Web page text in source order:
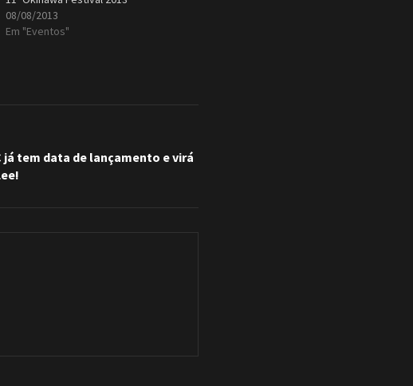
08/08/2013
Em "Eventos"
já tem data de lançamento e virá